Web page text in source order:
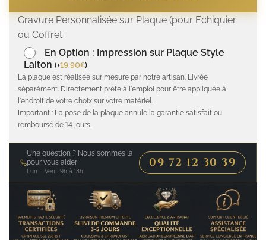
Gravure Personnalisée sur Plaque (pour Echiquier
ou Coffret
En Option : Impression sur Plaque Style
Laiton (+19.90€)
La plaque est réalisée sur mesure par notre artisan. Livrée
séparément. Directement prête à l'emploi pour être appliquée à
l'endroit de votre choix sur votre matériel.
Important : La pose de la plaque annule la garantie satisfait ou
remboursé de 14 jours.
Une question ? Nous sommes là
pour vous aider
Lun – Ven · 9h à 18h
09 72 12 30 39